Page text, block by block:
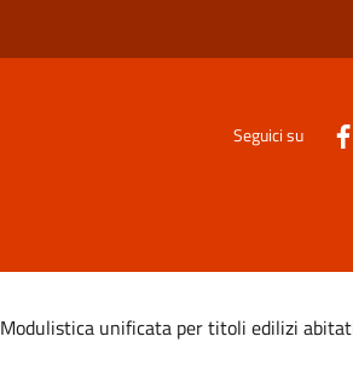
Seguici su
unificata per titoli edilizi